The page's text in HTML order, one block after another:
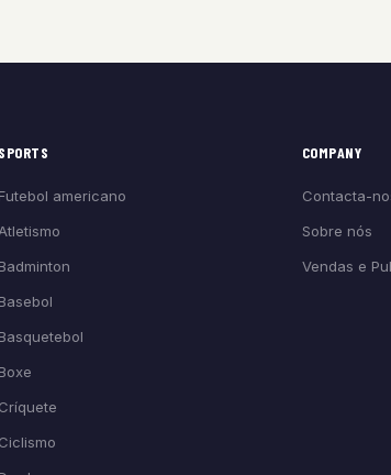
SPORTS
Futebol americano
Badminton
Basebol
Basquetebol
Boxe
Críquete
Ciclismo
COMPANY
Contacta-
Sobre nós
Vendas e